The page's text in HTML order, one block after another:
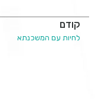
קודם
לחיות עם המשכנתא